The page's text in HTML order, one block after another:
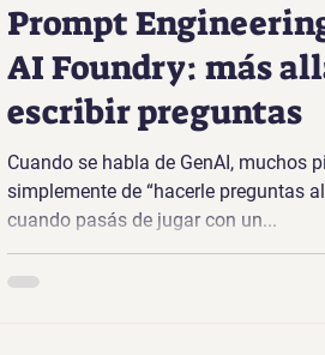
Prompt
AI Foundry: más
escribir preguntas
Cuando se habla de GenAI, muchos
simplemente de “hacerle preguntas
cuando pasás de jugar con un...